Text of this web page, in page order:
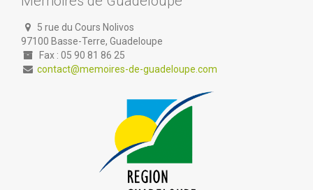
5 rue du Cours Nolivos
97100 Basse-Terre, Guadeloupe
Fax : 05 90 81 86 25
contact@memoires-de-guadeloupe.com